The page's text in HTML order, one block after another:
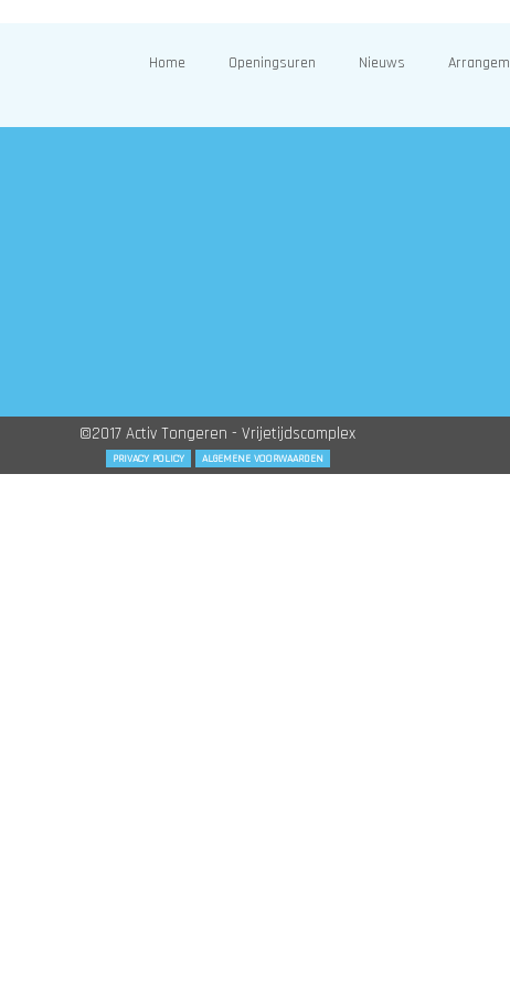
Home Openingsuren Nieuws
©2017 Activ Tongeren - Vrijetijdscomplex
PRIVACY POLICY ALGEMENE VOORWAARDEN